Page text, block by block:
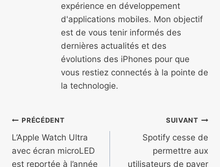
expérience en développement
d'applications mobiles. Mon objectif
est de vous tenir informés des
dernières actualités et des
évolutions des iPhones pour que
vous restiez connectés à la pointe de
la technologie.
Navigation
de
l’article
PRÉCÉDENT
L’Apple Watch Ultra
avec écran microLED
est reportée à l’année
SUIVANT
Spotify cesse de
permettre aux
utilisateurs de payer